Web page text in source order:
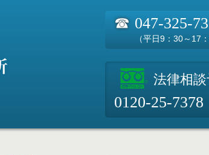
☎ 047-325-
（平日9：30～17
法律相
0120-25-7378